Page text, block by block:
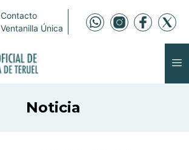
Contacto
Ventanilla Única
Noticia